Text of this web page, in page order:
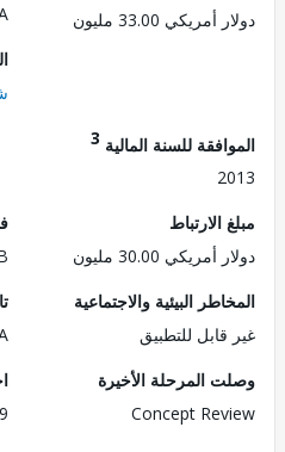
33.00 مليون
شرق
للسنة المالية3
30.00 مليون
فئة
البيئية والاجتماعية
للتطبيق
تاريخ
المرحلة الأخيرة
Concept
اخر
12/19